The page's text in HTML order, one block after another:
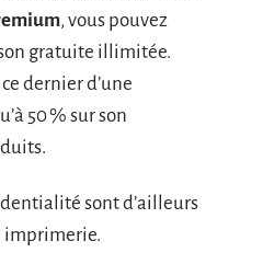
, vous pouvez
gratuite illimitée.
dernier d’une
50 % sur son
sont d’ailleurs
imprimerie.